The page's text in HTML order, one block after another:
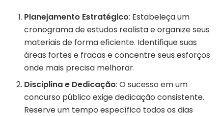
Planejamento Estratégico: Estabeleça um
cronograma de estudos realista e organize seus
materiais de forma eficiente. Identifique suas
áreas fortes e fracas e concentre seus esforços
onde mais precisa melhorar.
Disciplina e Dedicação: O sucesso em um
concurso público exige dedicação consistente.
Reserve um tempo específico todos os dias